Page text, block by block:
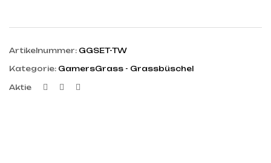
Artikelnummer: GGSET-TW
Kategorie: GamersGrass - Grassbüschel
Aktie Facebook
Twitter